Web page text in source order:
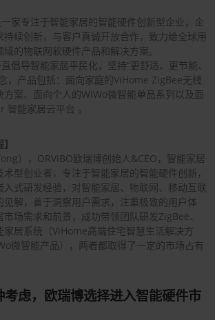
家专注于智能家居的智能硬件创新型企业，企
持续创新，与客户真诚开放合作，致力给全球用
的物联网软硬件产品和解决方案。
倡导智能家居平民化，坚持“更舒适、更节能、
，产品包括：面向家庭的ViHome ZigBee无线
方案、面向个人的WiWo微智能单品系列以及面
智能家居云平台 。
），ORVIBO欧瑞博创始人&CEO，智能家居
型创业者，专注于智能家居的智能硬件创新，
入式研发经验，对智能家居、物联网、移动互联
见解，善于洞察用户需求，注重极致的用户体
场需求和前景，成功带领团队研发ZigBee、
家居系统（ViHome高端住宅智慧生活解决方
微智能产品），两者都取得了一定的市场占有
虑，欧瑞博选择进入智能硬件市